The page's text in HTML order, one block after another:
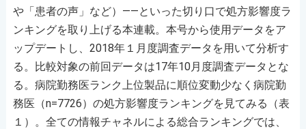
や「患者の声」など）――といった切り口で処方影響度ラ
ンキングを取り上げる本連載。本号から使用データをア
ップデートし、2018年１月度調査データを用いて分析す
る。比較対象の前回データは17年10月度調査データとな
る。病院勤務医ランク上位製品に順位変動少なく病院勤
務医（n=7726）の処方影響度ランキングを見てみる（表
１）。全ての情報チャネルによる総合ランキングでは、